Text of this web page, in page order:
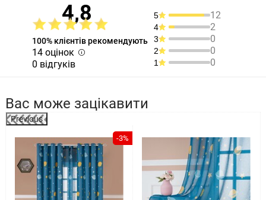
4,8
100% клієнтів рекомендують
14 оцінок
0 відгуків
5 12
4 2
3 0
2 0
1 0
Вас може зацікавити
Previous
-3%